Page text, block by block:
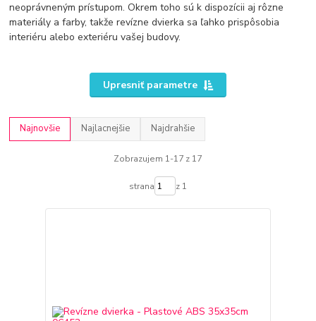
neoprávneným prístupom. Okrem toho sú k dispozícii aj rôzne
materiály a farby, takže revízne dvierka sa ľahko prispôsobia
interiéru alebo exteriéru vašej budovy.
Upresniť parametre
Najnovšie Najlacnejšie Najdrahšie
Zobrazujem 1-17 z 17
strana z 1